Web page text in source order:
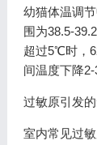
幼猫体温调
围为38.5-
超过5℃时，
间温度下降
过敏原引发
室内常见过